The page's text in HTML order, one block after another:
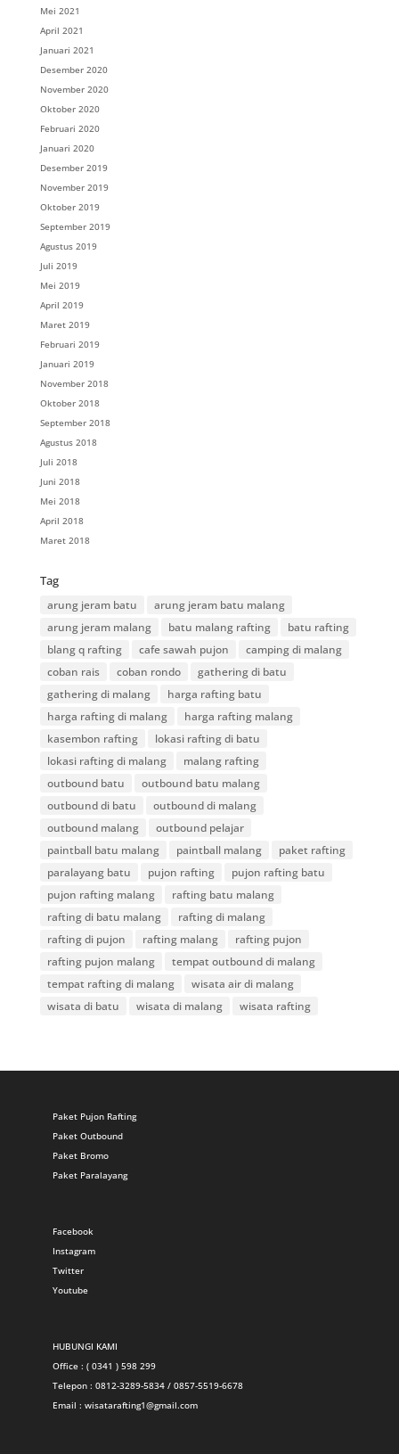
Mei 2021
April 2021
Januari 2021
Desember 2020
November 2020
Oktober 2020
Februari 2020
Januari 2020
Desember 2019
November 2019
Oktober 2019
September 2019
Agustus 2019
Juli 2019
Mei 2019
April 2019
Maret 2019
Februari 2019
Januari 2019
November 2018
Oktober 2018
September 2018
Agustus 2018
Juli 2018
Juni 2018
Mei 2018
April 2018
Maret 2018
Tag
arung jeram batu
arung jeram batu malang
arung jeram malang
batu malang rafting
batu rafting
blang q rafting
cafe sawah pujon
camping di malang
coban rais
coban rondo
gathering di batu
gathering di malang
harga rafting batu
harga rafting di malang
harga rafting malang
kasembon rafting
lokasi rafting di batu
lokasi rafting di malang
malang rafting
outbound batu
outbound batu malang
outbound di batu
outbound di malang
outbound malang
outbound pelajar
paintball batu malang
paintball malang
paket rafting
paralayang batu
pujon rafting
pujon rafting batu
pujon rafting malang
rafting batu malang
rafting di batu malang
rafting di malang
rafting di pujon
rafting malang
rafting pujon
rafting pujon malang
tempat outbound di malang
tempat rafting di malang
wisata air di malang
wisata di batu
wisata di malang wisata rafting
Paket Pujon Rafting
Paket Outbound
Paket Bromo
Paket Paralayang
Facebook
Instagram
Twitter
Youtube
HUBUNGI KAMI
Office : ( 0341 ) 598 299
Telepon : 0812-3289-5834 / 0857-5519-6678
Email : wisatarafting1@gmail.com